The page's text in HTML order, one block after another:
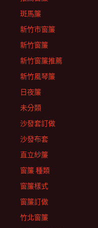
斑馬簾
新竹市窗簾
新竹窗簾
新竹窗簾推薦
新竹風琴簾
日夜簾
未分類
沙發套訂做
沙發布套
直立紗簾
窗簾 種類
窗簾樣式
窗簾訂做
竹北窗簾